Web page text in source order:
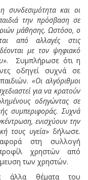
η συνδεσιμότητα και οι
την πρόσβαση σε
μάθησης. Ωστόσο, ο
από αλλαγές στις
με τον ψηφιακό
». Συμπλήρωσε ότι η
οδηγεί συχνά σε
«Οι αλγόριθμοι
για να κρατούν
οδηγώντας σε
συμπεριφοράς. Συχνά
ενισχύουν την
τους υγεία» δήλωσε.
στη συλλογή
χρηστών από
των χρηστών.
άλλα θέματα του